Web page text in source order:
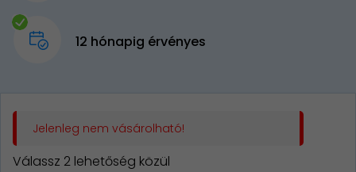
12 hónapig érvényes
Jelenleg nem vásárolható!
Válassz 2 lehetőség közül